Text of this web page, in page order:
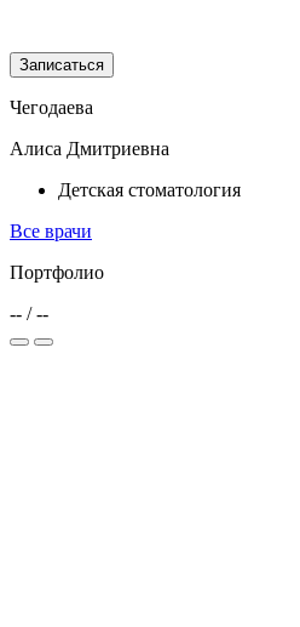
Записаться
Чегодаева
Алиса Дмитриевна
Детская стоматология
Все врачи
Портфолио
-- / --